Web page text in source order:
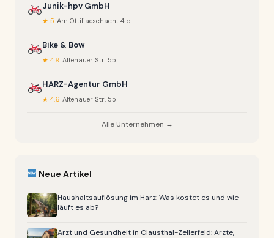
Junik-hpv GmbH
★ 5 Am Ottiliaeschacht 4 b
Bike & Bow
★ 4.9 Altenauer Str. 55
HARZ-Agentur GmbH
★ 4.6 Altenauer Str. 55
Alle Unternehmen →
Neue Artikel
Haushaltsauflösung im Harz: Was kostet es und wie
läuft es ab?
Arzt und Gesundheit in Clausthal-Zellerfeld: Ärzte,